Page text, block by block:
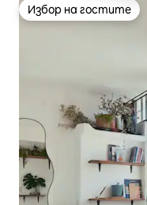
Избор на гостите
Избор на гостите